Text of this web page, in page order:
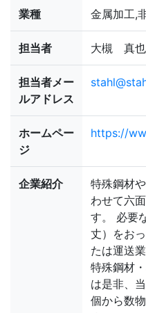
業種 金属加工,
担当者 大槻 真也
担当者メー
ルアドレス
ホームペー
ジ
https://
企業紹介
特殊鋼材
わせて六
す。 必要
丈）をお
たは運送
特殊鋼材
は是非、
個から数